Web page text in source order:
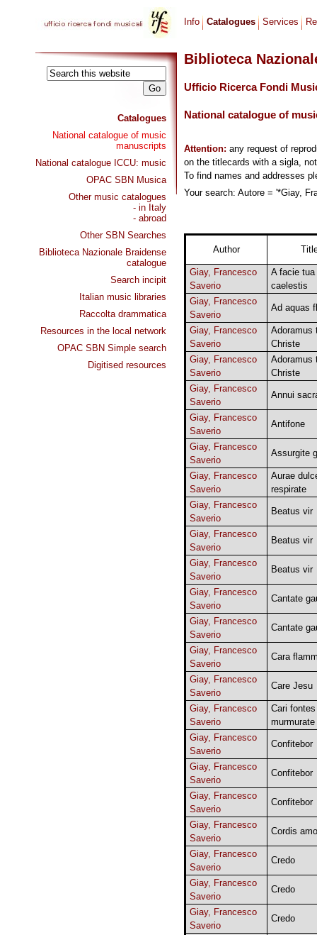
Catalogues
National catalogue of music
manuscripts
National catalogue ICCU: music
OPAC SBN Musica
Other music catalogues
- in Italy
- abroad
Other SBN Searches
Biblioteca Nazionale Braidense
catalogue
Search incipit
Italian music libraries
Raccolta drammatica
Resources in the local network
OPAC SBN Simple search
Digitised resources
Info Catalogues Services
Biblioteca
Ufficio Ricerca Fondi
National catalogue of
Attention: any request of
on the titlecards with a sigla,
To find names and addresses
Your search: Autore = '*Giay,
Author
Giay, Francesco
Saverio
A facie tua
caelestis
Giay, Francesco
Saverio
Ad aquas
Giay, Francesco
Saverio
Adoramus
Christe
Giay, Francesco
Saverio
Adoramus
Christe
Giay, Francesco
Saverio
Annui
Giay, Francesco
Saverio
Antifone
Giay, Francesco
Saverio
Assurgite
Giay, Francesco
Saverio
Aurae
respirate
Giay, Francesco
Saverio
Beatus vir
Giay, Francesco
Saverio
Beatus vir
Giay, Francesco
Saverio
Beatus vir
Giay, Francesco
Saverio
Cantate
Giay, Francesco
Saverio
Cantate
Giay, Francesco
Saverio
Cara
Giay, Francesco
Saverio
Care Jesu
Giay, Francesco
Saverio
Cari fontes
murmurate
Giay, Francesco
Saverio
Confitebor
Giay, Francesco
Saverio
Confitebor
Giay, Francesco
Saverio
Confitebor
Giay, Francesco
Saverio
Cordis
Giay, Francesco
Saverio
Credo
Giay, Francesco
Saverio
Credo
Giay, Francesco
Saverio
Credo